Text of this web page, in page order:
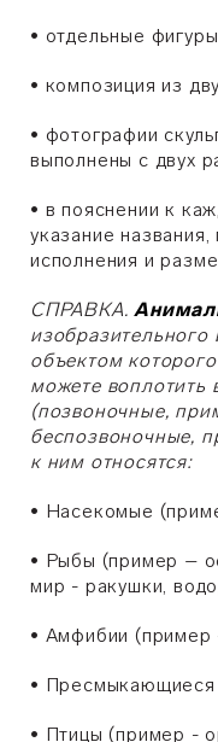
• отдельные
• композиция из
• фотографии
выполнены с двух
• в пояснении к
указание названия,
исполнения и
СПРАВКА.
изобразительного
объектом
можете воплотить
(позвоночные,
беспозвоночные,
к ним относятся:
• Насекомые
• Рыбы (пример –
мир - ракушки,
• Амфибии (пример
• Пресмыкающиеся
• Птицы (пример -